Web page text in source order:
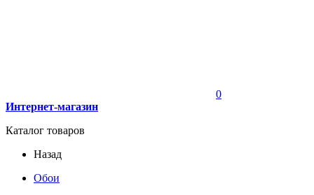
0
Интернет-магазин
Каталог товаров
Назад
Обои